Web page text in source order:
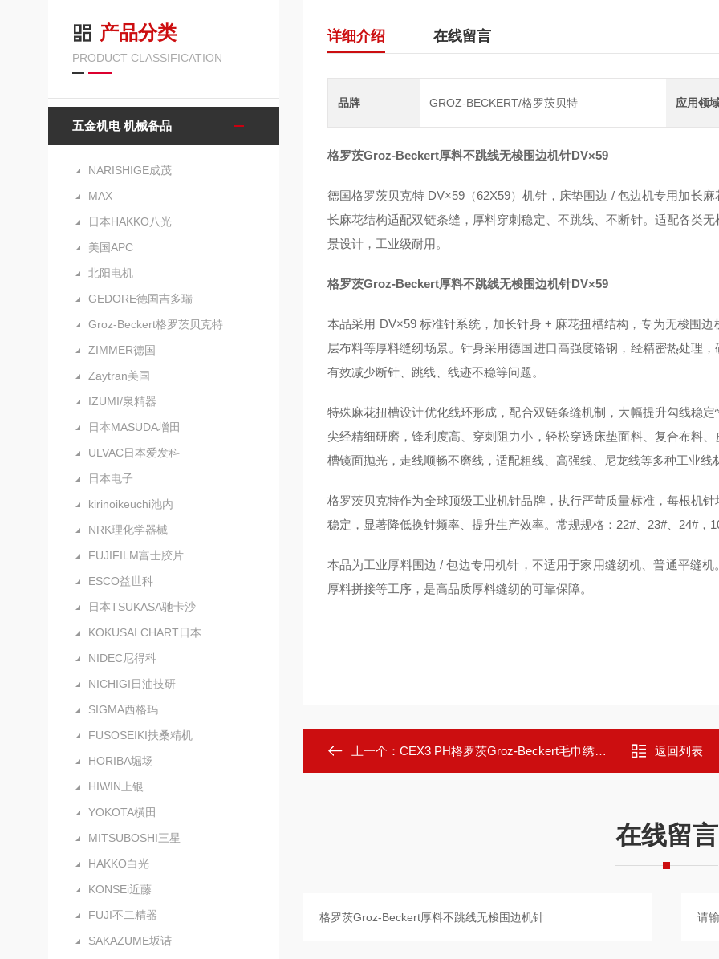
产品分类
PRODUCT CLASSIFICATION
五金机电 机械备品
NARISHIGE成茂
MAX
日本HAKKO八光
美国APC
北阳电机
GEDORE德国吉多瑞
Groz-Beckert格罗茨贝克特
ZIMMER德国
Zaytran美国
IZUMI/泉精器
日本MASUDA增田
ULVAC日本爱发科
日本电子
kirinoikeuchi池内
NRK理化学器械
FUJIFILM富士胶片
ESCO益世科
日本TSUKASA驰卡沙
KOKUSAI CHART日本
NIDEC尼得科
NICHIGI日油技研
SIGMA西格玛
FUSOSEIKI扶桑精机
HORIBA堀场
HIWIN上银
YOKOTA橫田
MITSUBOSHI三星
HAKKO白光
KONSEi近藤
FUJI不二精器
SAKAZUME坂诘
详细介绍 在线留言
品牌 GROZ-BECKERT/格罗茨贝特 应用领
格罗茨Groz-Beckert厚料不跳线无梭围边机针DV×59
德国格罗茨贝克特 DV×59（62X59）机针，床垫围边 / 包边机专用加长
长麻花结构适配双链条缝，厚料穿刺稳定、不跳线、不断针。适配各类
景设计，工业级耐用。
格罗茨Groz-Beckert厚料不跳线无梭围边机针DV×59
本品采用 DV×59 标准针系统， 加长针身 + 麻花扭槽结构 ，专为无梭围
层布料等厚料缝纫场景。针身采用德国进口高强度铬钢，经精密热处理
有效减少断针、跳线、线迹不稳等问题。
特殊麻花扭槽设计优化线环形成，配合双链条缝机制，大幅提升勾线稳
尖经精细研磨，锋利度高、穿刺阻力小，轻松穿透床垫面料、复合布料
槽镜面抛光，走线顺畅不磨线，适配粗线、高强线、尼龙线等多种工业线
格罗茨贝克特作为全球顶级工业机针品牌，执行严苛质量标准，每根机
稳定，显著降低换针频率、提升生产效率。常规规格：22#、23#、24#，
本品为工业厚料围边 / 包边专用机针 ，不适用于家用缝纫机、普通平缝
厚料拼接等工序，是高品质厚料缝纫的可靠保障。
上一个： CEX3 PH格罗茨Groz-Beckert毛巾绣专用弯头手摇机针 返回列表
在线留言